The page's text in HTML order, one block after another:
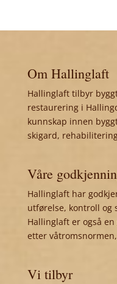
Om Hallinglaft
Hallinglaft tilbyr
restaurering i
kunnskap innen
skigard,
Våre
Hallinglaft har
utførelse, kontroll og
Hallinglaft er også
etter
Vi tilbyr